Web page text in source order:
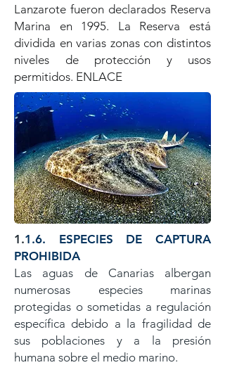
Lanzarote fueron declarados Reserva
Marina en 1995. La Reserva está
dividida en varias zonas con distintos
niveles de protección y usos
permitidos. ENLACE
1.1.6. ESPECIES DE CAPTURA
PROHIBIDA
Las aguas de Canarias albergan
numerosas especies marinas
protegidas o sometidas a regulación
específica debido a la fragilidad de
sus poblaciones y a la presión
humana sobre el medio marino.